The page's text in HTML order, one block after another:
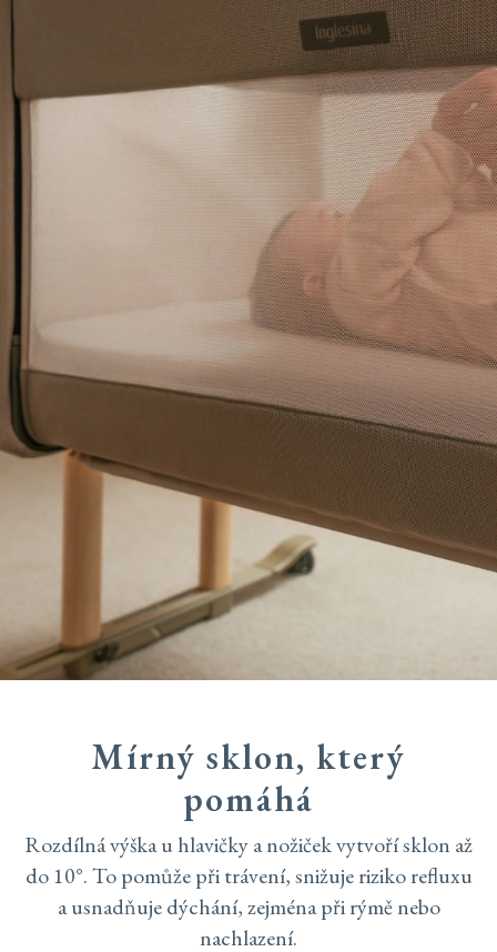
Mírný sklon, který
pomáhá
Rozdílná výška u hlavičky a nožiček vytvoří sklon až
do 10°. To pomůže při trávení, snižuje riziko refluxu
a usnadňuje dýchání, zejména při rýmě nebo
nachlazení.